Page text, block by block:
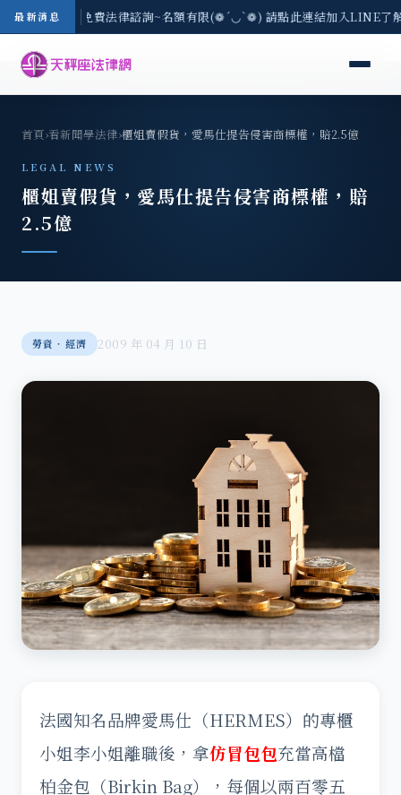
最新消息
8/3(一) 現場免費法律諮詢~名額有限(❁´◡`❁) 請點此連結加入LINE
首頁›看新聞學法律›櫃姐賣假貨，愛馬仕提告侵害商標權，賠2.5億
LEGAL NEWS
櫃姐賣假貨，愛馬仕提告侵害商標權，賠
2.5億
勞資‧經濟 2009 年 04 月 10 日
法國知名品牌愛馬仕（HERMES）的專櫃
小姐李小姐離職後，拿仿冒包包充當高檔
柏金包（Birkin Bag），每個以兩百零五